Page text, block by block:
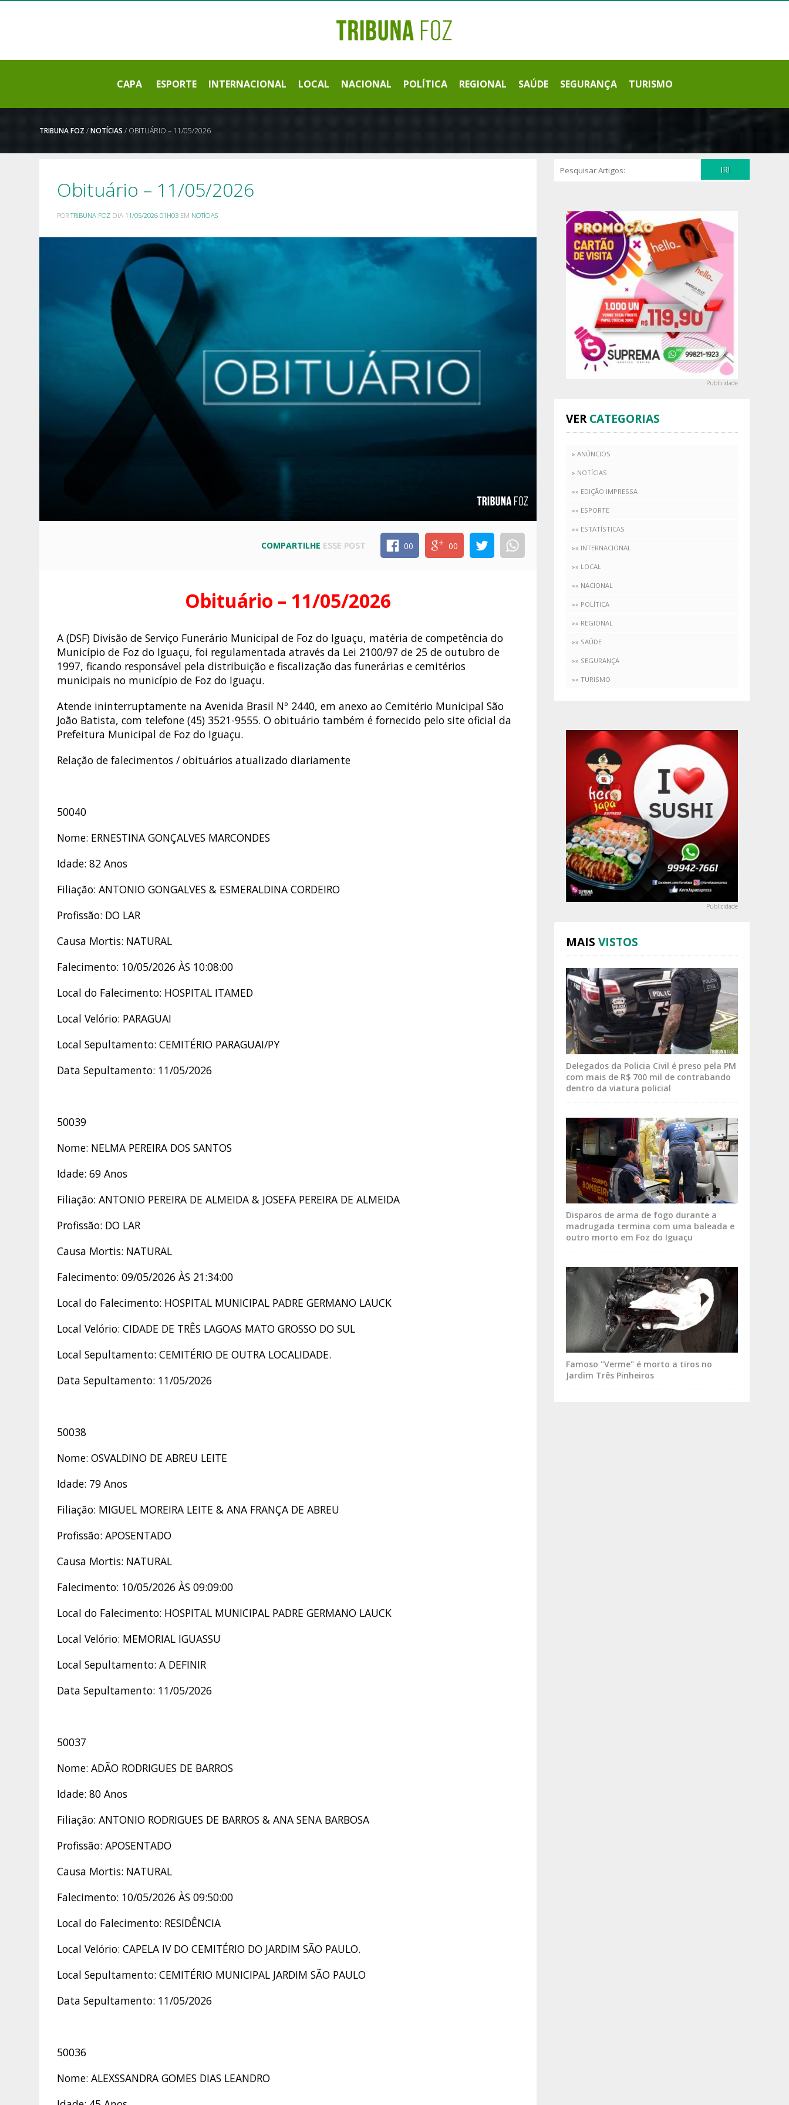
CAPA ESPORTE INTERNACIONAL LOCAL NACIONAL POLÍTICA REGIONAL SAÚDE SEGURANÇA TURISMO
TRIBUNA FOZ /NOTÍCIAS / OBITUÁRIO – 11/05/2026
Obituário – 11/05/2026
PORTRIBUNA FOZ DIA 11/05/2026 01H03 EM NOTÍCIAS
COMPARTILHE ESSE POST 00 00
Obituário – 11/05/2026
A (DSF) Divisão de Serviço Funerário Municipal de Foz do Iguaçu, matéria de competência do
Município de Foz do Iguaçu, foi regulamentada através da Lei 2100/97 de 25 de outubro de
1997, ficando responsável pela distribuição e fiscalização das funerárias e cemitérios
municipais no município de Foz do Iguaçu.
Atende ininterruptamente na Avenida Brasil Nº 2440, em anexo ao Cemitério Municipal São
João Batista, com telefone (45) 3521-9555. O obituário também é fornecido pelo site oficial da
Prefeitura Municipal de Foz do Iguaçu.
Relação de falecimentos / obituários atualizado diariamente
50040
Nome: ERNESTINA GONÇALVES MARCONDES
Idade: 82 Anos
Filiação: ANTONIO GONGALVES & ESMERALDINA CORDEIRO
Profissão: DO LAR
Causa Mortis: NATURAL
Falecimento: 10/05/2026 ÀS 10:08:00
Local do Falecimento: HOSPITAL ITAMED
Local Velório: PARAGUAI
Local Sepultamento: CEMITÉRIO PARAGUAI/PY
Data Sepultamento: 11/05/2026
50039
Nome: NELMA PEREIRA DOS SANTOS
Idade: 69 Anos
Filiação: ANTONIO PEREIRA DE ALMEIDA & JOSEFA PEREIRA DE ALMEIDA
Profissão: DO LAR
Causa Mortis: NATURAL
Falecimento: 09/05/2026 ÀS 21:34:00
Local do Falecimento: HOSPITAL MUNICIPAL PADRE GERMANO LAUCK
Local Velório: CIDADE DE TRÊS LAGOAS MATO GROSSO DO SUL
Local Sepultamento: CEMITÉRIO DE OUTRA LOCALIDADE.
Data Sepultamento: 11/05/2026
50038
Nome: OSVALDINO DE ABREU LEITE
Idade: 79 Anos
Filiação: MIGUEL MOREIRA LEITE & ANA FRANÇA DE ABREU
Profissão: APOSENTADO
Causa Mortis: NATURAL
Falecimento: 10/05/2026 ÀS 09:09:00
Local do Falecimento: HOSPITAL MUNICIPAL PADRE GERMANO LAUCK
Local Velório: MEMORIAL IGUASSU
Local Sepultamento: A DEFINIR
Data Sepultamento: 11/05/2026
50037
Nome: ADÃO RODRIGUES DE BARROS
Idade: 80 Anos
Filiação: ANTONIO RODRIGUES DE BARROS & ANA SENA BARBOSA
Profissão: APOSENTADO
Causa Mortis: NATURAL
Falecimento: 10/05/2026 ÀS 09:50:00
Local do Falecimento: RESIDÊNCIA
Local Velório: CAPELA IV DO CEMITÉRIO DO JARDIM SÃO PAULO.
Local Sepultamento: CEMITÉRIO MUNICIPAL JARDIM SÃO PAULO
Data Sepultamento: 11/05/2026
50036
Nome: ALEXSSANDRA GOMES DIAS LEANDRO
IR!
Publicidade
VERCATEGORIAS
» ANÚNCIOS
» NOTÍCIAS
»» EDIÇÃO IMPRESSA
»» ESPORTE
»» ESTATÍSTICAS
»» INTERNACIONAL
»» LOCAL
»» NACIONAL
»» POLÍTICA
»» REGIONAL
»» SAÚDE
»» SEGURANÇA
»» TURISMO
Publicidade
MAIS VISTOS
Delegados da Policia Civil é preso pela PM
com mais de R$ 700 mil de contrabando
dentro da viatura policial
Disparos de arma de fogo durante a
madrugada termina com uma baleada e
outro morto em Foz do Iguaçu
Famoso "Verme" é morto a tiros no
Jardim Três Pinheiros